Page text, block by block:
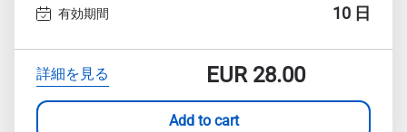
有効期間 10 日
詳細を見る EUR28.00
Add to cart